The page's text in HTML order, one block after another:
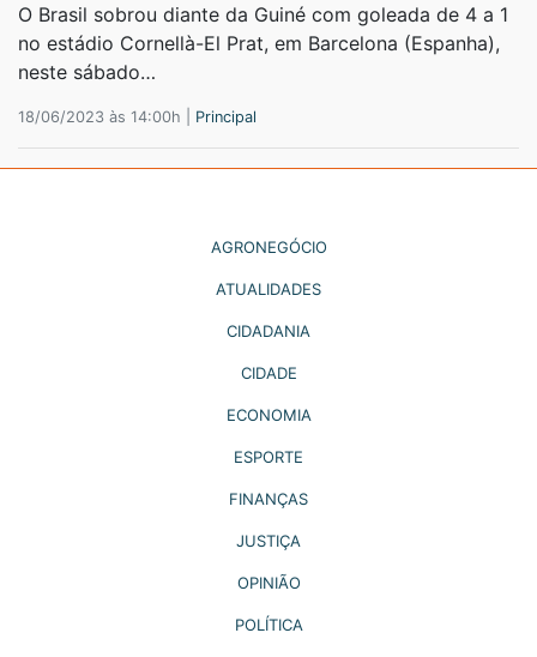
O Brasil sobrou diante da Guiné com goleada de 4 a 1
no estádio Cornellà-El Prat, em Barcelona (Espanha),
neste sábado…
18/06/2023 às 14:00h | Principal
AGRONEGÓCIO
ATUALIDADES
CIDADANIA
CIDADE
ECONOMIA
ESPORTE
FINANÇAS
JUSTIÇA
OPINIÃO
POLÍTICA